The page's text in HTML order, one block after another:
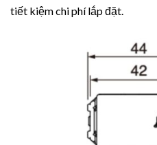
tiết kiệm chi phí lắp đặt.